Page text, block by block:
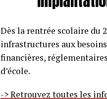
Dès la rentrée scolaire du
infrastructures aux
financières,
d’école.
-> Retrouvez toutes les